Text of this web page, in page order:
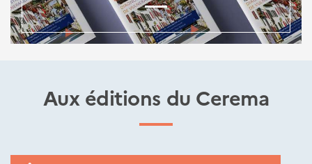
Aux éditions du Cerema